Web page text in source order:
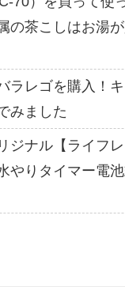
の茶こしはお湯
ラレゴを購入！
みました
ジナル【ライフ
やりタイマー電